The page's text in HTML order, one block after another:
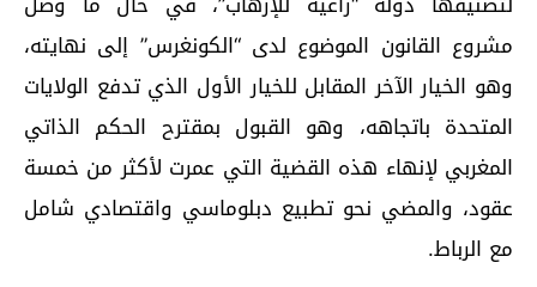
مشروع القانون الموضوع لدى “الكونغرس” إلى نهايته،
وهو الخيار الآخر المقابل للخيار الأول الذي تدفع الولايات
المتحدة باتجاهه، وهو القبول بمقترح الحكم الذاتي
المغربي لإنهاء هذه القضية التي عمرت لأكثر من خمسة
عقود، والمضي نحو تطبيع دبلوماسي واقتصادي شامل
مع الرباط.